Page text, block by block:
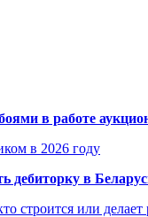
в работе
в 2026 году
дебиторку в
строится или делает